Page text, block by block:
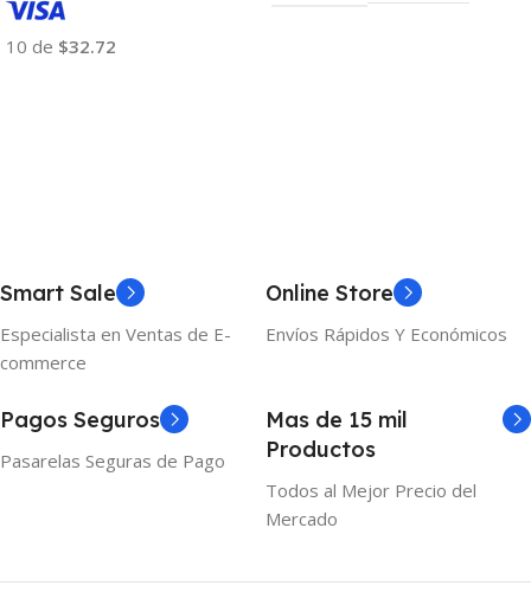
10 de $32.72
Smart Sale
Especialista en Ventas de E-
commerce
Online Store
Envíos Rápidos Y Económicos
Pagos Seguros
Pasarelas Seguras de Pago
Mas de 15 mil
Productos
Todos al Mejor Precio del
Mercado